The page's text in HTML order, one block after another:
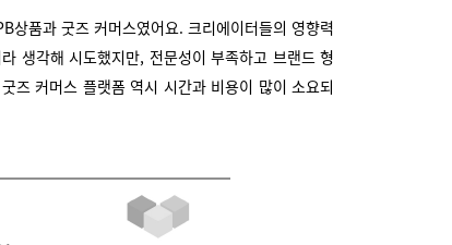
상품과 굿즈 커머스였어요. 크리에이터들의 영향력
생각해 시도했지만, 전문성이 부족하고 브랜드 형
즈 커머스 플랫폼 역시 시간과 비용이 많이 소요되